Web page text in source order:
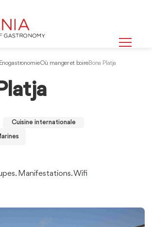
EnogastronomieOù manger et boireBona Platja
Cuisine internationale
Manifestations. Wifi